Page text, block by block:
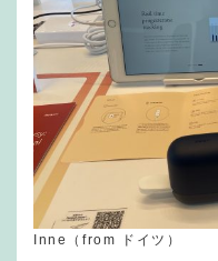
Inne（from ドイツ）